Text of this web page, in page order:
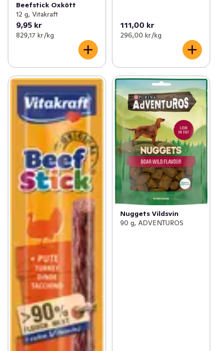
Beefstick Oxkött
12 g, Vitakraft
9,95 kr
829,17 kr /kg
111,00 kr
296,00 kr /kg
Nuggets Vildsvin
90 g, ADVENTUROS